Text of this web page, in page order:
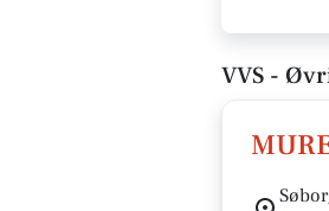
VVS -